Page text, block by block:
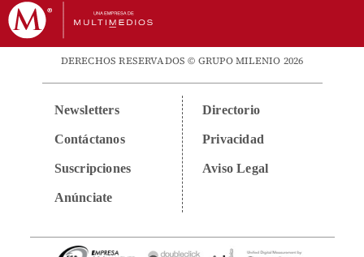
DERECHOS RESERVADOS © GRUPO MILENIO 2026
Newsletters
Contáctanos
Suscripciones
Anúnciate
Directorio
Privacidad
Aviso Legal